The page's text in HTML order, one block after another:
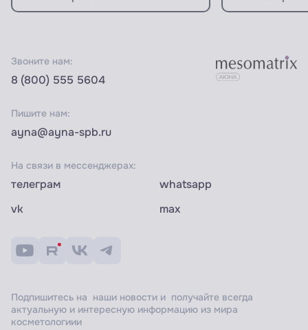
Звоните нам:
8 (800) 555 5604
Пишите нам:
ayna@ayna-spb.ru
На связи в мессенджерах:
телеграм
whatsapp
vk
max
Подпишитесь на наши новости и получайте всегда
актуальную и интересную информацию из мира
косметологиии